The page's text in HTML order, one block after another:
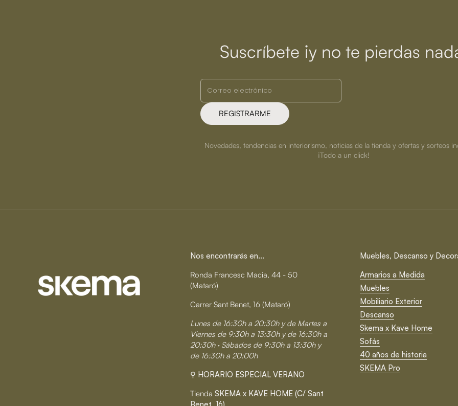
Suscríbete ¡y no te pierdas
REGISTRARME
Novedades, tendencias en interiorismo, noticias de la tienda y ofertas y sorteos
¡Todo a un click!
Nos encontrarás en...
Ronda Francesc Macia, 44 - 50
(Mataró)
Carrer Sant Benet, 16 (Mataró)
Lunes de 16:30h a 20:30h y de Martes a
Viernes de 9:30h a 13:30h y de 16:30h a
20:30h · Sábados de 9:30h a 13:30h y
de 16:30h a 20:00h
⚲ HORARIO ESPECIAL VERANO
Tienda SKEMA x KAVE HOME (C/ Sant
Benet, 16)
Muebles, Descanso y
Armarios a Medida
Muebles
Mobiliario Exterior
Descanso
Skema x Kave Home
Sofás
40 años de historia
SKEMA Pro